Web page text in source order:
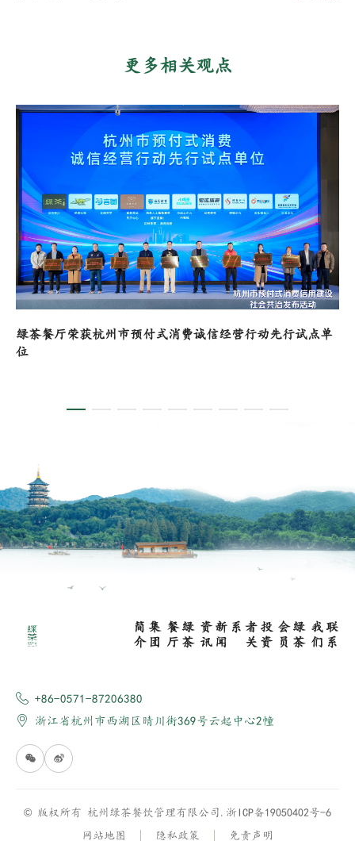
更多相关观点
绿茶餐厅荣获杭州市预付式消费诚信经营行动先行试点单
位
集
团
简
介 绿
茶
餐
厅 新
闻
资
讯 投
资
者
关
系 绿
茶
会
员 联
系
我
们
+86-0571-87206380
浙江省杭州市西湖区晴川街369号云起中心2幢
© 版权所有 杭州绿茶餐饮管理有限公司. 浙ICP备19050402号-6
网站地图 隐私政策 免责声明